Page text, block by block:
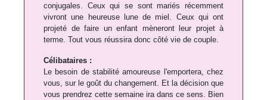
conjugales. Ceux qui se sont mariés récemment
vivront une heureuse lune de miel. Ceux qui ont
projeté de faire un enfant mèneront leur projet à
terme. Tout vous réussira donc côté vie de couple.
Célibataires :
Le besoin de stabilité amoureuse l'emportera, chez
vous, sur le goût du changement. Et la décision que
vous prendrez cette semaine ira dans ce sens. Bien